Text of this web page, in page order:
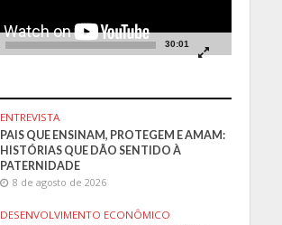
30:01
ENTREVISTA
PAIS QUE ENSINAM, PROTEGEM E AMAM:
HISTÓRIAS QUE DÃO SENTIDO À
PATERNIDADE
8 de agosto de 2026
DESENVOLVIMENTO ECONÔMICO